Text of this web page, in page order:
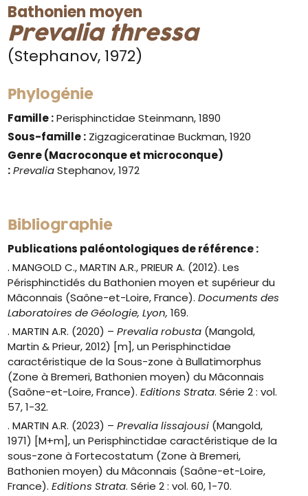
Bathonien moyen
Prevalia thressa
(Stephanov, 1972)
Phylogénie
Famille :Perisphinctidae Steinmann, 1890
Sous-famille : Zigzagiceratinae Buckman, 1920
Genre(Macroconque et microconque)
: PrevaliaStephanov, 1972
Bibliographie
Publications paléontologiques de référence :
. MANGOLD C., MARTIN A.R., PRIEUR A. (2012). Les
Périsphinctidés du Bathonien moyen et supérieur du
Mâconnais (Saône-et-Loire, France).Documents des
Laboratoires de Géologie, Lyon, 169.
. MARTIN A.R. (2020) –Prevalia robusta (Mangold,
Martin & Prieur, 2012) [m], un Perisphinctidae
caractéristique de la Sous-zone à Bullatimorphus
(Zone à Bremeri, Bathonien moyen) du Mâconnais
(Saône-et-Loire, France).Editions Strata. Série 2 : vol.
57, 1-32.
. MARTIN A.R. (2023) –Prevalia lissajousi (Mangold,
1971) [M+m], un Perisphinctidae caractéristique de la
sous-zone à Fortecostatum (Zone à Bremeri,
Bathonien moyen) du Mâconnais (Saône-et-Loire,
France).Editions Strata. Série 2 : vol. 60, 1-70.